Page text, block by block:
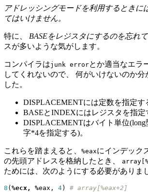
アドレッシングモードを利用するときに
てはいけません。
特に、 BASEをレジスタにするのを忘れて
スが多いような気がします。
コンパイラはjunk errorとか適当なエラ
してくれないので、 何がいけないのか分
した。
DISPLACEMENTには定数を指定す
BASEとINDEXにはレジスタを指定
DISPLACEMENTはバイト単位
字*4を指定する)。
これらを踏まえると、 %eaxにインデック
の先頭アドレスを格納したとき、
ためには、次のようにする必要がありま
8 (%ecx, %eax , 4) # array[%eax+2]